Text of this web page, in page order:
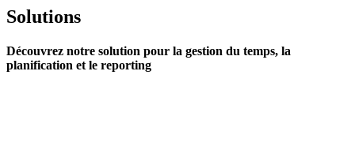
Solutions
Découvrez notre solution pour la gestion du temps, la
planification et le reporting